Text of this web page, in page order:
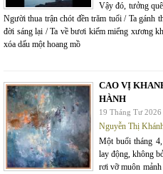
Vậy đó, tưởng
Người thua trận chót đền trăm tuổi / Ta gánh
đời sáng lại / Ta về bươi kiếm miểng xương
xóa dấu một hoang mồ
CAO VỊ
HÀNH
19 Tháng Tư 2026
Nguyễn Thị
Một buổi tháng
lay động, không
rơi vỡ muôn